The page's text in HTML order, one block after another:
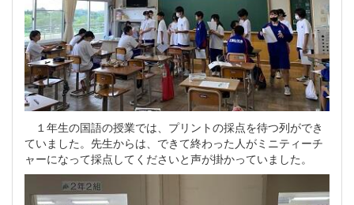
１年生の国語の授業では、プリントの採点を待つ列ができ
ていました。先生からは、できて終わった人がミニティーチ
ャーになって採点してくださいと声が掛かっていました。